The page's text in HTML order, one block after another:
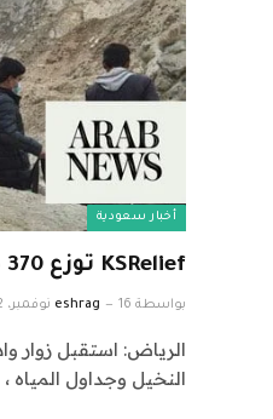
أخبار سعودية
KSRelief توزع 370 كيس شتوي على الناس في باكستان
بواسطة eshrag 16 نوفمبر، 2022
الرياض: استقبل زوار
النخيل وجداول المياه